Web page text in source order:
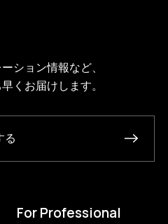
ション情報など、
くお届けします。
る
For Professional